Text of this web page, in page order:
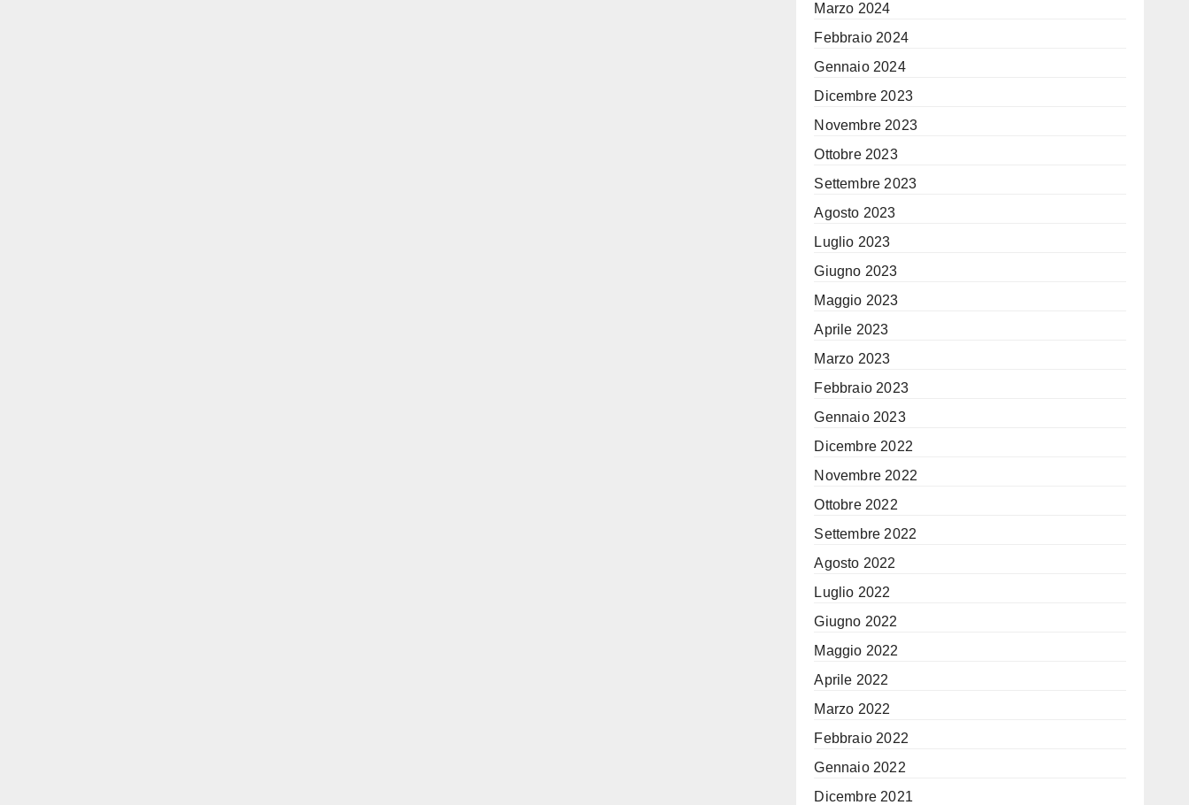
Marzo 2024
Febbraio 2024
Gennaio 2024
Dicembre 2023
Novembre 2023
Ottobre 2023
Settembre 2023
Agosto 2023
Luglio 2023
Giugno 2023
Maggio 2023
Aprile 2023
Marzo 2023
Febbraio 2023
Gennaio 2023
Dicembre 2022
Novembre 2022
Ottobre 2022
Settembre 2022
Agosto 2022
Luglio 2022
Giugno 2022
Maggio 2022
Aprile 2022
Marzo 2022
Febbraio 2022
Gennaio 2022
Dicembre 2021